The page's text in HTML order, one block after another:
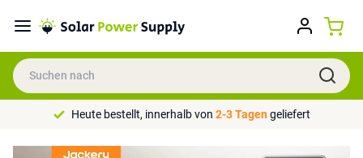
Heute bestellt, innerhalb von 2-3 Tagengeliefert